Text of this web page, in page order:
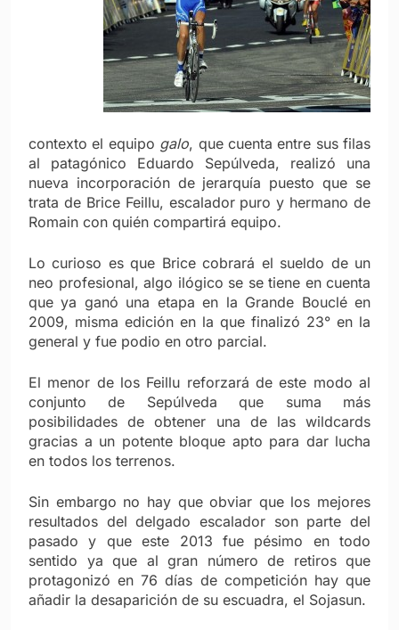
contexto el equipo galo, que cuenta entre sus filas
al patagónico Eduardo Sepúlveda, realizó una
nueva incorporación de jerarquía puesto que se
trata de Brice Feillu, escalador puro y hermano de
Romain con quién compartirá equipo.
Lo curioso es que Brice cobrará el sueldo de un
neo profesional, algo ilógico se se tiene en cuenta
que ya ganó una etapa en la Grande Bouclé en
2009, misma edición en la que finalizó 23° en la
general y fue podio en otro parcial.
El menor de los Feillu reforzará de este modo al
conjunto de Sepúlveda que suma más
posibilidades de obtener una de las wildcards
gracias a un potente bloque apto para dar lucha
en todos los terrenos.
Sin embargo no hay que obviar que los mejores
resultados del delgado escalador son parte del
pasado y que este 2013 fue pésimo en todo
sentido ya que al gran número de retiros que
protagonizó en 76 días de competición hay que
añadir la desaparición de su escuadra, el Sojasun.